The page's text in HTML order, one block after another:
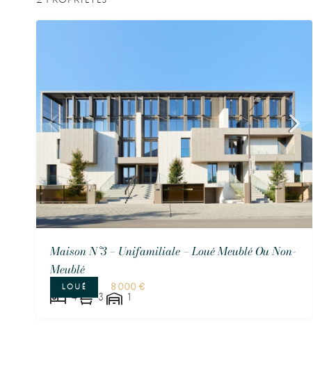
Maison N°3 – Unifamiliale – Loué Meublé Ou Non-
Meublé
LOUÉ 8 000 €
4 3 1